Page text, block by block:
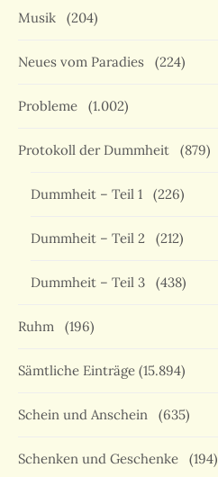
Musik (204)
Neues vom Paradies (224)
Probleme (1.002)
Protokoll der Dummheit (879)
Dummheit – Teil 1 (226)
Dummheit – Teil 2 (212)
Dummheit – Teil 3 (438)
Ruhm (196)
Sämtliche Einträge (15.894)
Schein und Anschein (635)
Schenken und Geschenke (194)